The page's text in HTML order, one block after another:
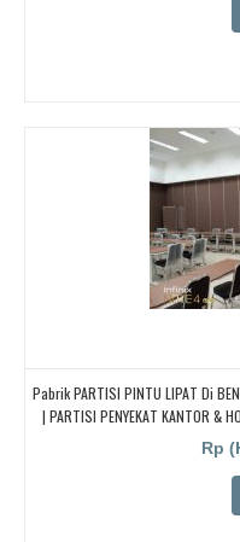
Pabrik PARTISI PINTU LIPAT Di
| PARTISI PENYEKAT KANTOR &
Rp